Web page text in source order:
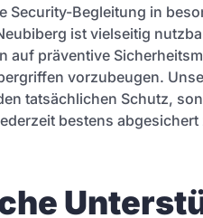
Security-Begleitung in
ist vielseitig
auf präventive
vorzubeugen.
tatsächlichen Schutz,
bestens abgesichert